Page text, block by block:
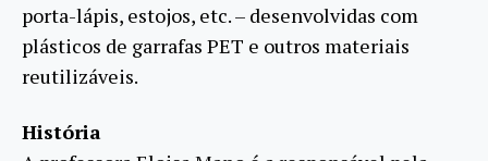
porta-lápis, estojos, etc. – desenvolvidas com
plásticos de garrafas PET e outros materiais
reutilizáveis.
História